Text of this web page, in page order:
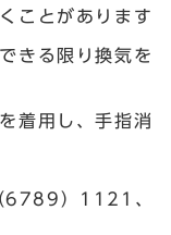
ことがあります
きる限り換気を
着用し、手指消
6789）1121、